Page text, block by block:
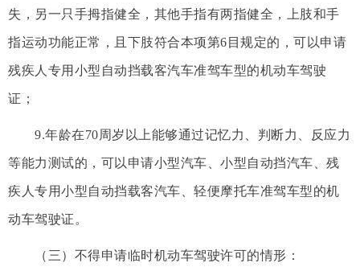
失，另一只手拇指健全，其他手指有两指健全，上肢和手
指运动功能正常，且下肢符合本项第6目规定的，可以申请
残疾人专用小型自动挡载客汽车准驾车型的机动车驾驶
证；
9.年龄在70周岁以上能够通过记忆力、判断力、反应力
等能力测试的，可以申请小型汽车、小型自动挡汽车、残
疾人专用小型自动挡载客汽车、轻便摩托车准驾车型的机
动车驾驶证。
（三）不得申请临时机动车驾驶许可的情形：